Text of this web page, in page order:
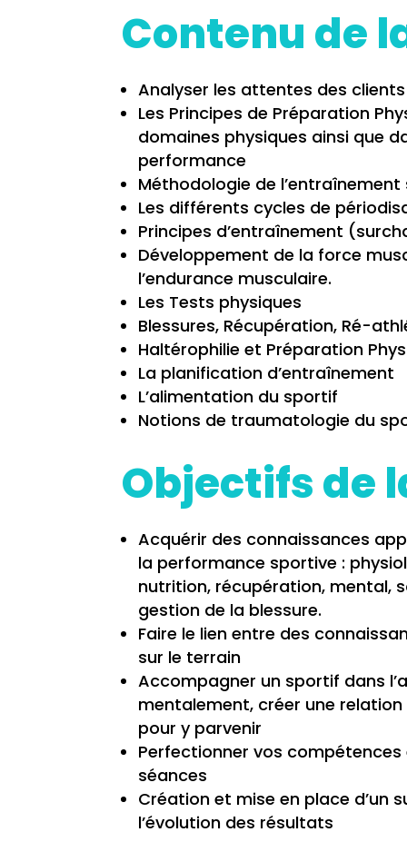
Contenu de
Analyser les attentes des
Les Principes de Préparation
domaines physiques ainsi que
performance
Méthodologie de
Les différents cycles de
Principes d’entraînement
Développement de la force
l’endurance musculaire.
Les Tests physiques
Blessures, Récupération, Ré-
Haltérophilie et Préparation
La planification d’entraînement
L’alimentation du sportif
Notions de traumatologie du
Objectifs de
Acquérir des connaissances
la performance sportive :
nutrition, récupération, mental,
gestion de la blessure.
Faire le lien entre des
sur le terrain
Accompagner un sportif dans
mentalement, créer une
pour y parvenir
Perfectionner vos
séances
Création et mise en place d’un
l’évolution des résultats